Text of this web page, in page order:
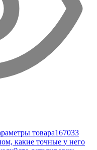
товара167033
какие точные у него